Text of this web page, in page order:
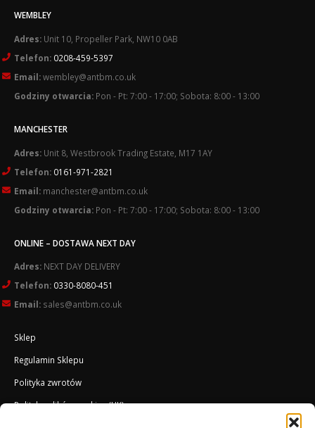
WEMBLEY
Adres: Unit 10, Propeller Park, NW10 0AB
Telefon: 0208-459-5397
Email:wembley@antbm.co.uk
Godziny otwarcia: Pon - Pt: 7:00 - 17:00; Sobota: 8:00 - 13:00
MANCHESTER
Adres: Unit 8, Westbrook Trading Estate, M17 1AY
Telefon: 0161-971-2821
Email: manchester@antbm.co.uk
Godziny otwarcia: Pon - Pt: 7:00 - 17:00; Sobota: 8:00 - 13:00
ONLINE – DOSTAWA NEXT DAY
Adres: NEXT DAY DELIVERY
Telefon: 0330-8080-451
Email: sales@antbm.co.uk
Sklep
Regulamin Sklepu
Polityka zwrotów
Polityka plików cookies (UK)